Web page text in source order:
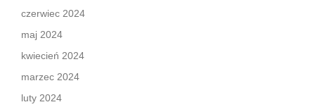
czerwiec 2024
maj 2024
kwiecień 2024
marzec 2024
luty 2024